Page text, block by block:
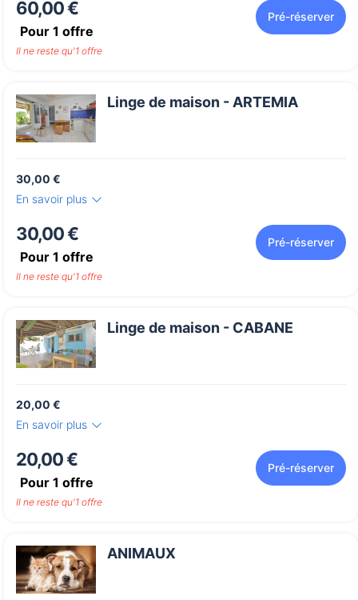
60,00 €
Pour 1 offre
Pré-réserver
Il ne reste qu'1 offre
Linge de maison - ARTEMIA
30,00 €
En savoir plus
30,00 €
Pour 1 offre
Pré-réserver
Il ne reste qu'1 offre
Linge de maison - CABANE
20,00 €
En savoir plus
20,00 €
Pour 1 offre
Pré-réserver
Il ne reste qu'1 offre
ANIMAUX